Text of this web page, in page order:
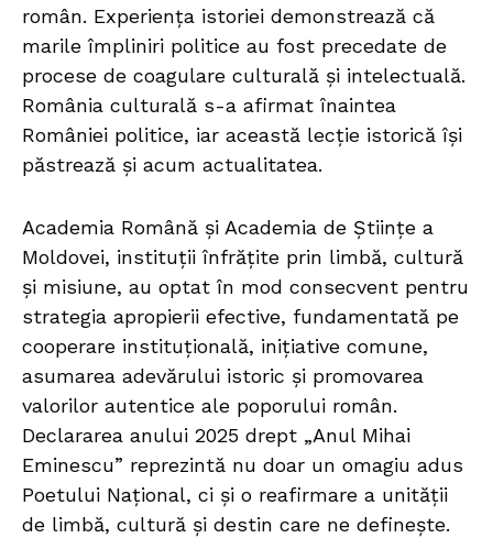
român. Experiența istoriei demonstrează că
marile împliniri politice au fost precedate de
procese de coagulare culturală și intelectuală.
România culturală s-a afirmat înaintea
României politice, iar această lecție istorică își
păstrează și acum actualitatea.
Academia Română și Academia de Științe a
Moldovei, instituții înfrățite prin limbă, cultură
și misiune, au optat în mod consecvent pentru
strategia apropierii efective, fundamentată pe
cooperare instituțională, inițiative comune,
asumarea adevărului istoric și promovarea
valorilor autentice ale poporului român.
Declararea anului 2025 drept „Anul Mihai
Eminescu” reprezintă nu doar un omagiu adus
Poetului Național, ci și o reafirmare a unității
de limbă, cultură și destin care ne definește.